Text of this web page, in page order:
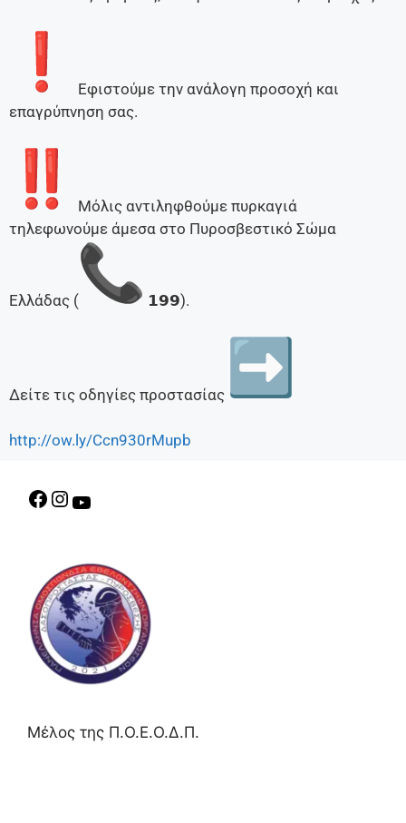
Εφιστούμε την ανάλογη προσοχή και
επαγρύπνηση σας.
Μόλις αντιληφθούμε πυρκαγιά
τηλεφωνούμε άμεσα στο Πυροσβεστικό Σώμα
Ελλάδας ( 𝟭𝟵𝟵).
Δείτε τις οδηγίες προστασίας
http://ow.ly/Ccn930rMupb
Μέλος της Π.Ο.Ε.Ο.Δ.Π.